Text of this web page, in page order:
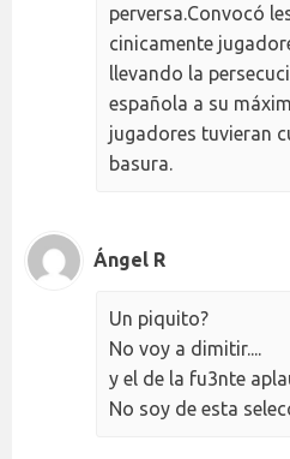
perversa.Convocó
cinicamente
llevando la
española a su
jugadores tuvieran
basura.
Ángel R
Un piquito?
No voy a dimitir....
y el de la fu3nte
No soy de esta